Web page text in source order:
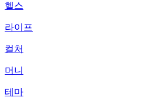
헬스
라이프
컬처
머니
테마